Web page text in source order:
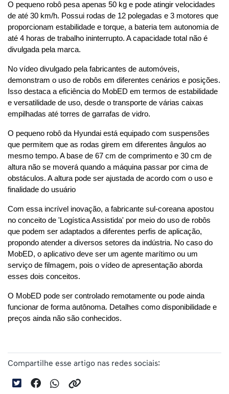
O pequeno robô pesa apenas 50 kg e pode atingir velocidades
de até 30 km/h. Possui rodas de 12 polegadas e 3 motores que
proporcionam estabilidade e torque, a bateria tem autonomia de
até 4 horas de trabalho ininterrupto. A capacidade total não é
divulgada pela marca.
No vídeo divulgado pela fabricantes de automóveis,
demonstram o uso de robôs em diferentes cenários e posições.
Isso destaca a eficiência do MobED em termos de estabilidade
e versatilidade de uso, desde o transporte de várias caixas
empilhadas até torres de garrafas de vidro.
O pequeno robô da Hyundai está equipado com suspensões
que permitem que as rodas girem em diferentes ângulos ao
mesmo tempo. A base de 67 cm de comprimento e 30 cm de
altura não se moverá quando a máquina passar por cima de
obstáculos. A altura pode ser ajustada de acordo com o uso e
finalidade do usuário
Com essa incrível inovação, a fabricante sul-coreana apostou
no conceito de 'Logística Assistida' por meio do uso de robôs
que podem ser adaptados a diferentes perfis de aplicação,
propondo atender a diversos setores da indústria. No caso do
MobED, o aplicativo deve ser um agente marítimo ou um
serviço de filmagem, pois o vídeo de apresentação aborda
esses dois conceitos.
O MobED pode ser controlado remotamente ou pode ainda
funcionar de forma autônoma. Detalhes como disponibilidade e
preços ainda não são conhecidos.
Compartilhe esse artigo nas redes sociais: